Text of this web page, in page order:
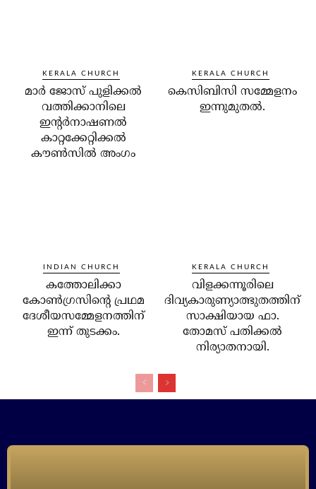
KERALA CHURCH
മാര്‍ ജോസ് പുളിക്കല്‍
വത്തിക്കാനിലെ
ഇന്റര്‍നാഷണല്‍
കാറ്റക്കേറ്റിക്കല്‍
കൗണ്‍സില്‍ അംഗം
KERALA CHURCH
കെസിബിസി സമ്മേളനം
ഇന്നുമുതല്‍.
INDIAN CHURCH
കത്തോലിക്കാ
കോണ്‍ഗ്രസിന്റെ പ്രഥമ
ദേശീയസമ്മേളനത്തിന്
ഇന്ന് തുടക്കം.
KERALA CHURCH
വിളക്കന്നൂരിലെ
ദിവ്യകാരുണ്യാത്ഭുതത്തിന്
സാക്ഷിയായ ഫാ.
തോമസ് പതിക്കല്‍
നിര്യാതനായി.